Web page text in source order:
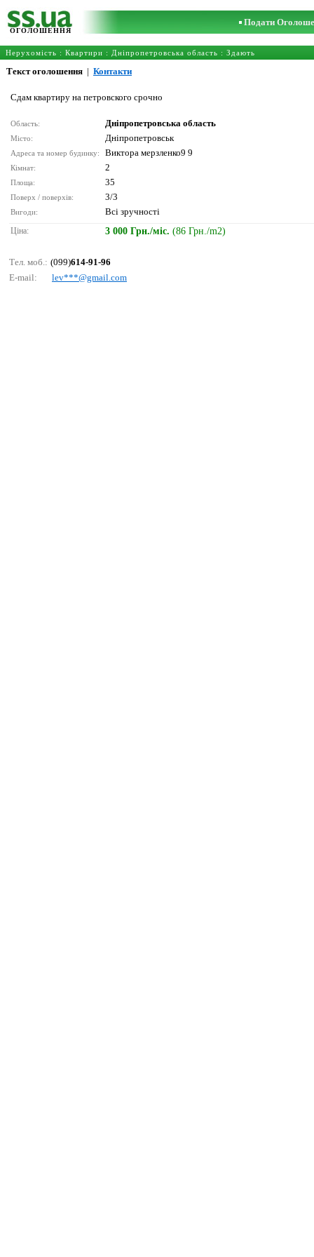
ОГОЛОШЕННЯ
Подати
Нерухомість : Квартири : Дніпропетровська область : Здають
Текст оголошення | Контакти
Сдам квартиру на петровского срочно
Область: Дніпропетровська область
Місто: Дніпропетровськ
Адреса та номер будинку: Виктора мерзленко9 9
Кімнат: 2
Площа: 35
Поверх / поверхів: 3/3
Вигоди: Всі зручності
Ціна: 3 000 Грн./міс. (86 Грн./m2)
Тел. моб.: (099)614-91-96
E-mail:
lеv***@gmаil.соm